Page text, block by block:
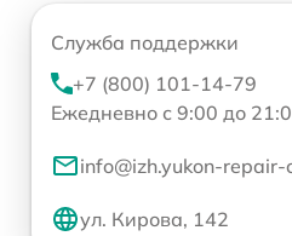
Служба поддержки
+7 (800) 101-14-79
Ежедневно с 9:00 до
info@izh.yukon-repair-
ул. Кирова, 142